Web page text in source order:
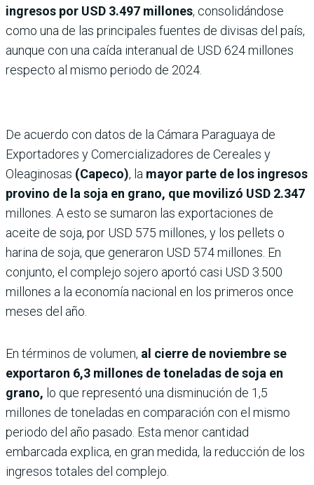
ingresos por USD 3.497 millones, consolidándose
como una de las principales fuentes de divisas del país,
aunque con una caída interanual de USD 624 millones
respecto al mismo periodo de 2024.
De acuerdo con datos de la Cámara Paraguaya de
Exportadores y Comercializadores de Cereales y
Oleaginosas (Capeco), la mayor parte de los ingresos
provino de la soja en grano, que movilizó USD 2.347
millones. A esto se sumaron las exportaciones de
aceite de soja, por USD 575 millones, y los pellets o
harina de soja, que generaron USD 574 millones. En
conjunto, el complejo sojero aportó casi USD 3.500
millones a la economía nacional en los primeros once
meses del año.
En términos de volumen, al cierre de noviembre se
exportaron 6,3 millones de toneladas de soja en
grano, lo que representó una disminución de 1,5
millones de toneladas en comparación con el mismo
periodo del año pasado. Esta menor cantidad
embarcada explica, en gran medida, la reducción de los
ingresos totales del complejo.